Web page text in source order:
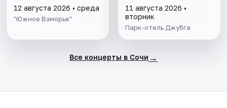
12 августа 2026 • среда
"Южное Взморье"
11 августа 2026 •
вторник
Парк-отель Джубга
Все концерты в Сочи →